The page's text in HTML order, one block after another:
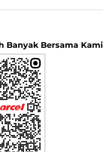
Banyak Bersama Kami